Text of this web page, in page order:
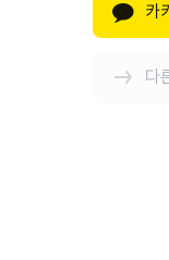
카
다